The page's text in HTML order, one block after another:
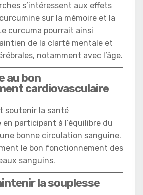
s’intéressent aux effets
sur la mémoire et la
curcuma pourrait ainsi
de la clarté mentale et
notamment avec l’âge.
au bon
cardiovasculaire
soutenir la santé
participant à l’équilibre du
bonne circulation sanguine.
le bon fonctionnement des
sanguins.
la souplesse